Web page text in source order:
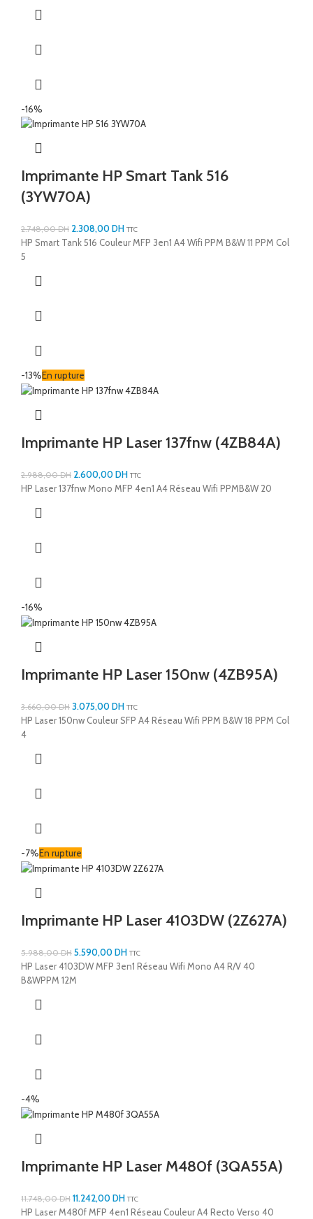
-16%
Imprimante HP Smart Tank 516
(3YW70A)
2.748,00DH 2.308,00DH TTC
HP Smart Tank 516 Couleur MFP 3en1 A4 Wifi PPM B&W 11 PPM Col
5
-13%En rupture
Imprimante HP Laser 137fnw (4ZB84A)
2.988,00DH 2.600,00DH TTC
HP Laser 137fnw Mono MFP 4en1 A4 Réseau Wifi PPMB&W 20
-16%
Imprimante HP Laser 150nw (4ZB95A)
3.660,00DH 3.075,00DH TTC
HP Laser 150nw Couleur SFP A4 Réseau Wifi PPM B&W 18 PPM Col
4
-7%En rupture
Imprimante HP Laser 4103DW (2Z627A)
5.988,00DH 5.590,00DH TTC
HP Laser 4103DW MFP 3en1 Réseau Wifi Mono A4 R/V 40
B&WPPM 12M
-4%
Imprimante HP Laser M480f (3QA55A)
11.748,00DH 11.242,00DH TTC
HP Laser M480f MFP 4en1 Réseau Couleur A4 Recto Verso 40